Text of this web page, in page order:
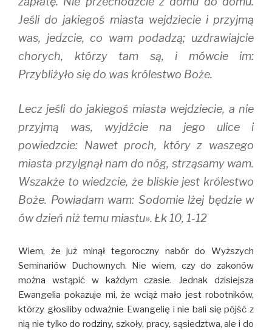
Jeśli do jakiegoś miasta wejdziecie i przyjmą
was, jedzcie, co wam podadzą; uzdrawiajcie
chorych, którzy tam są, i mówcie im:
Przybliżyło się do was królestwo Boże.
Lecz jeśli do jakiegoś miasta wejdziecie, a nie
przyjmą was, wyjdźcie na jego ulice i
powiedzcie: Nawet proch, który z waszego
miasta przylgnął nam do nóg, strząsamy wam.
Wszakże to wiedzcie, że bliskie jest królestwo
Boże. Powiadam wam: Sodomie lżej będzie w
ów dzień niż temu miastu». Łk 10, 1-12
Wiem, że już minął tegoroczny nabór do Wyższych
Seminariów Duchownych. Nie wiem, czy do zakonów
można wstąpić w każdym czasie. Jednak dzisiejsza
Ewangelia pokazuje mi, że wciąż mało jest robotników,
którzy głosiliby odważnie Ewangelię i nie bali się pójść z
nią nie tylko do rodziny, szkoły, pracy, sąsiedztwa, ale i do